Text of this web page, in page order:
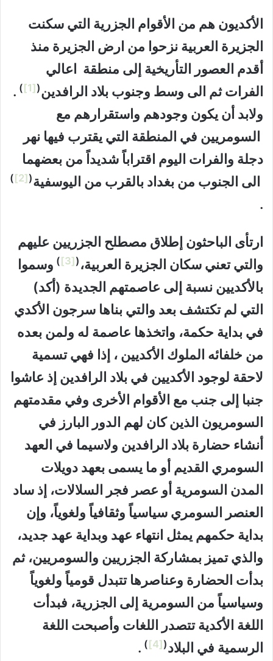
الأكديون هم من الأقوام الجزرية التي سكنت
الجزيرة العربية نزحوا من ارض الجزيرة منذ
أقدم العصور التأريخية إلى منطقة اعالي
الفرات ثم الى وسط وجنوب بلاد الرافدين(
[1]
)
.
ولابد أن يكون وجودهم واستقرارهم مع
السومريين في المنطقة التي يقترب فيها نهر
دجلة والفرات اليوم اقتراباً شديداً من بعضهما
الى الجنوب من بغداد بالقرب من اليوسفية(
[2]
)
.
ارتأى الباحثون إطلاق مصطلح الجزريين عليهم
والتي تعني سكان الجزيرة العربية، (
[3]
) وسموا
بالأكديين نسبة إلى عاصمتهم الجديدة (أكد)
التي لم تكتشف بعد والتي بناها سرجون الأكدي
في بداية حكمة، واتخذها عاصمة له ولمن بعده
من خلفائه الملوك الأكديين ، إذا فهي تسمية
لاحقة لوجود الأكديين في بلاد الرافدين إذ عاشوا
جنبا إلى جنب مع الأقوام الأخرى وفي مقدمتهم
السومريون الذين كان لهم الدور البارز في
أنشاء حضارة بلاد الرافدين ولاسيما في العهد
السومري القديم أو ما يسمى بعهد دويلات
المدن السومرية أو عصر فجر السلالات، إذ ساد
العنصر السومري سياسياً وثقافياً ولغوياً، وإن
بداية حكمهم يمثل انتهاء عهد وبداية عهد جديد،
والذي تميز بمشاركة الجزريين والسومريين، ثم
بدأت الحضارة وعناصرها تتبدل قومياً ولغوياً
وسياسياً من السومرية إلى الجزرية، فبدأت
اللغة الأكدية تتصدر اللغات وأصبحت اللغة
الرسمية في البلاد(
[4]
)
.